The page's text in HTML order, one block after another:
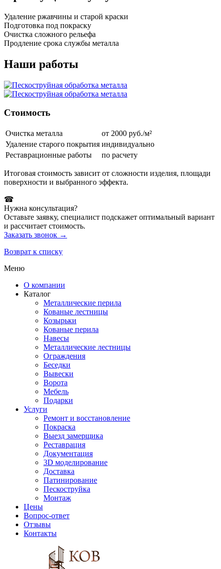
Удаление ржавчины и старой краски
Подготовка под покраску
Очистка сложного рельефа
Продление срока службы металла
Наши работы
Стоимость
Очистка металла
от 2000 руб./м²
Удаление старого покрытия индивидуально
Реставрационные работы
по расчету
Итоговая стоимость зависит от сложности изделия, площади
поверхности и выбранного эффекта.
☎
Нужна консультация?
Оставьте заявку, специалист подскажет оптимальный вариант
и рассчитает стоимость.
Заказать звонок →
Возврат к списку
Меню
О компании
Каталог
Металлические перила
Кованые лестницы
Козырьки
Кованые перила
Навесы
Металлические лестницы
Ограждения
Беседки
Вывески
Ворота
Мебель
Подарки
Услуги
Ремонт и восстановление
Покраска
Выезд замерщика
Реставрация
Документация
3D моделирование
Доставка
Патинирование
Пескоструйка
Монтаж
Цены
Вопрос-ответ
Отзывы
Контакты